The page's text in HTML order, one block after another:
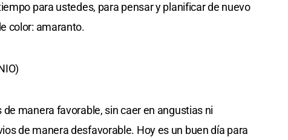
para ustedes, para pensar y planificar de nuevo
color: amaranto.
manera favorable, sin caer en angustias ni
de manera desfavorable. Hoy es un buen día para